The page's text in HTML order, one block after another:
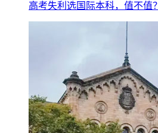
高考失利选国际本科，值不值？